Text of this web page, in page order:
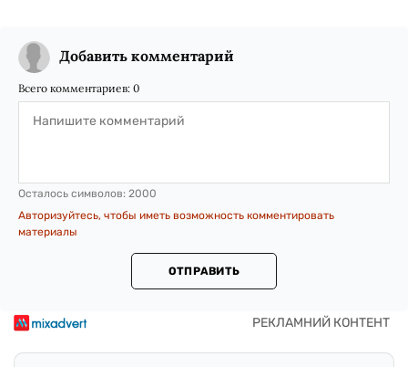
Добавить комментарий
Всего комментариев: 0
Осталось символов: 2000
Авторизуйтесь, чтобы иметь возможность комментировать
материалы
ОТПРАВИТЬ